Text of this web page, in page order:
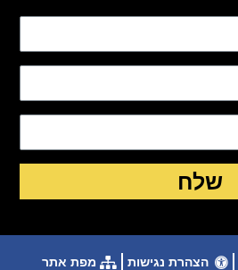
שלח
הצהרת נגישות מפת אתר